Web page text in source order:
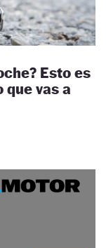
Esto es
que vas a